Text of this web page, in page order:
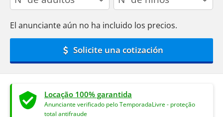
El anunciante aún no ha incluido los precios.
Solicite una cotización
Locação 100% garantida
Anunciante verificado pelo TemporadaLivre - proteção
total antifraude